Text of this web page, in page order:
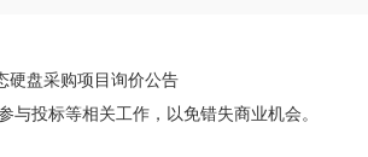
硬盘采购项目询价公告
投标等相关工作，以免错失商业机会。